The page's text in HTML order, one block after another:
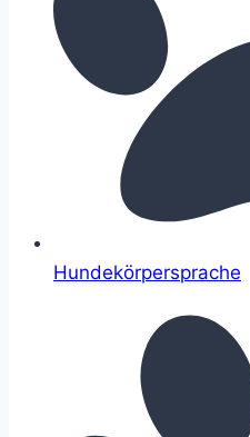
Hundekörpersprache